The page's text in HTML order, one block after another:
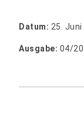
Datum: 25. Juni
Ausgabe: 04/